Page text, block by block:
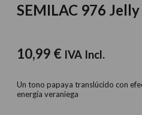
SEMILAC 976 Jelly
10,99 € IVA Incl.
Un tono papaya translúcido con
energía veraniega